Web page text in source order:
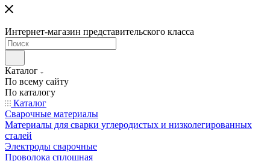
Интернет-магазин представительского класса
Каталог
По всему сайту
По каталогу
Каталог
Сварочные материалы
Материалы для сварки углеродистых и низколегированных
сталей
Электроды сварочные
Проволока сплошная